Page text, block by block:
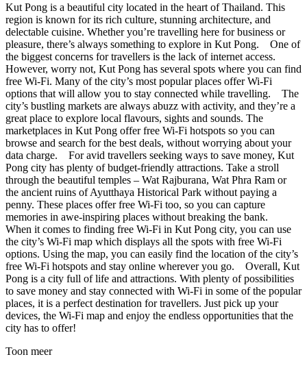
Kut Pong is a beautiful city located in the heart of Thailand. This
region is known for its rich culture, stunning architecture, and
delectable cuisine. Whether you’re travelling here for business or
pleasure, there’s always something to explore in Kut Pong. One of
the biggest concerns for travellers is the lack of internet access.
However, worry not, Kut Pong has several spots where you can find
free Wi-Fi. Many of the city’s most popular places offer Wi-Fi
options that will allow you to stay connected while travelling. The
city’s bustling markets are always abuzz with activity, and they’re a
great place to explore local flavours, sights and sounds. The
marketplaces in Kut Pong offer free Wi-Fi hotspots so you can
browse and search for the best deals, without worrying about your
data charge. For avid travellers seeking ways to save money, Kut
Pong city has plenty of budget-friendly attractions. Take a stroll
through the beautiful temples – Wat Rajburana, Wat Phra Ram or
the ancient ruins of Ayutthaya Historical Park without paying a
penny. These places offer free Wi-Fi too, so you can capture
memories in awe-inspiring places without breaking the bank.
When it comes to finding free Wi-Fi in Kut Pong city, you can use
the city’s Wi-Fi map which displays all the spots with free Wi-Fi
options. Using the map, you can easily find the location of the city’s
free Wi-Fi hotspots and stay online wherever you go. Overall, Kut
Pong is a city full of life and attractions. With plenty of possibilities
to save money and stay connected with Wi-Fi in some of the popular
places, it is a perfect destination for travellers. Just pick up your
devices, the Wi-Fi map and enjoy the endless opportunities that the
city has to offer!
Toon meer